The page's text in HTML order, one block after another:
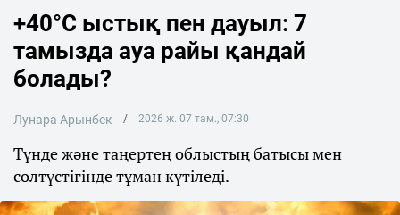
+40°C ыстық пен дауыл: 7
тамызда ауа райы қандай
болады?
Лунара Арынбек 2026 ж. 07 там., 07:30
Түнде және таңертең облыстың батысы мен
солтүстігінде тұман күтіледі.